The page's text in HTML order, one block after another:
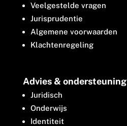
Veelgestelde vragen
Jurisprudentie
Algemene voorwaarden
Klachtenregeling
Advies & ondersteuning
Juridisch
Onderwijs
Identiteit